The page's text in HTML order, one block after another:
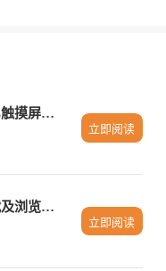
Chrome与Windows触摸屏设备的优化体验
立即阅读
Chrome浏览器下载及浏览器启动速度提升技巧
立即阅读